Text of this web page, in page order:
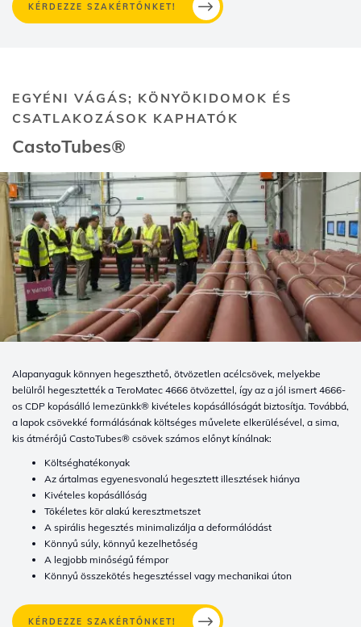
KÉRDEZZE SZAKÉRTŐNKET!
EGYÉNI VÁGÁS; KÖNYÖKIDOMOK ÉS
CSATLAKOZÁSOK KAPHATÓK
CastoTubes®
Alapanyaguk könnyen hegeszthető, ötvözetlen acélcsövek, melyekbe
belülről hegesztették a TeroMatec 4666 ötvözettel, így az a jól ismert 4666-
os CDP kopásálló lemezünkk® kivételes kopásállóságát biztosítja. Továbbá,
a lapok csövekké formálásának költséges művelete elkerülésével, a sima,
kis átmérőjű CastoTubes® csövek számos előnyt kínálnak:
Költséghatékonyak
Az ártalmas egyenesvonalú hegesztett illesztések hiánya
Kivételes kopásállóság
Tökéletes kör alakú keresztmetszet
A spirális hegesztés minimalizálja a deformálódást
Könnyű súly, könnyű kezelhetőség
A legjobb minőségű fémpor
Könnyű összekötés hegesztéssel vagy mechanikai úton
KÉRDEZZE SZAKÉRTŐNKET!